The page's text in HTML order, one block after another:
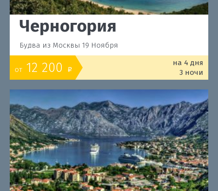
Черногория
Будва из Москвы 19 Ноября
от 12 200 o
на 4 дня
3 ночи